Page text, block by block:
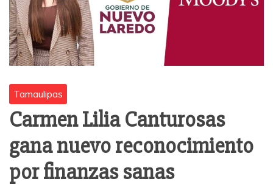
Tamaulipas
Carmen Lilia Canturosas
gana nuevo reconocimiento
por finanzas sanas